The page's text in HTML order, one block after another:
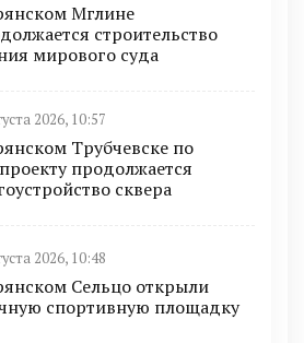
Мглине
строительство
мирового суда
2026, 10:57
Трубчевске по
продолжается
сквера
2026, 10:48
Сельцо открыли
спортивную площадку